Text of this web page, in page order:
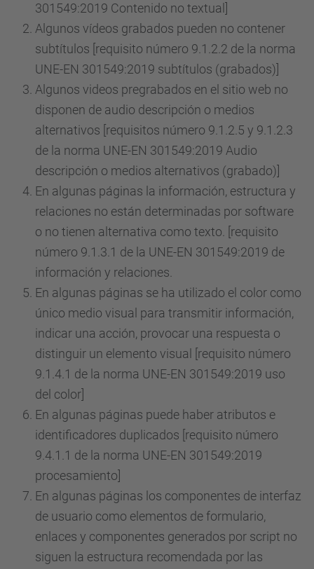
301549:2019 Contenido no textual]
Algunos vídeos grabados pueden no contener
subtítulos [requisito número 9.1.2.2 de la norma
UNE-EN 301549:2019 subtítulos (grabados)]
Algunos videos pregrabados en el sitio web no
disponen de audio descripción o medios
alternativos [requisitos número 9.1.2.5 y 9.1.2.3
de la norma UNE-EN 301549:2019 Audio
descripción o medios alternativos (grabado)]
En algunas páginas la información, estructura y
relaciones no están determinadas por software
o no tienen alternativa como texto. [requisito
número 9.1.3.1 de la UNE-EN 301549:2019 de
información y relaciones.
En algunas páginas se ha utilizado el color como
único medio visual para transmitir información,
indicar una acción, provocar una respuesta o
distinguir un elemento visual [requisito número
9.1.4.1 de la norma UNE-EN 301549:2019 uso
del color]
En algunas páginas puede haber atributos e
identificadores duplicados [requisito número
9.4.1.1 de la norma UNE-EN 301549:2019
procesamiento]
En algunas páginas los componentes de interfaz
de usuario como elementos de formulario,
enlaces y componentes generados por script no
siguen la estructura recomendada por las